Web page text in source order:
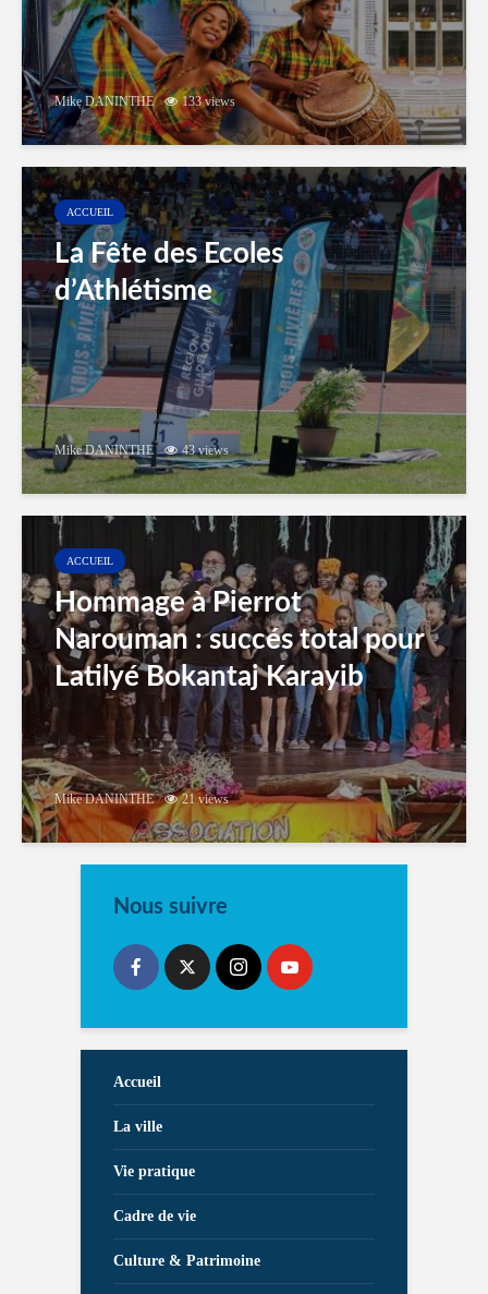
Mike DANINTHE 133 views
ACCUEIL
La Fête des Ecoles
d’Athlétisme
Mike DANINTHE 43 views
ACCUEIL
Hommage à Pierrot
Narouman : succés total pour
Latilyé Bokantaj Karayib
Mike DANINTHE 21 views
Nous suivre
Accueil
La ville
Vie pratique
Cadre de vie
Culture & Patrimoine